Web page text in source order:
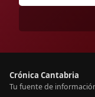
Crónica Cantabria
Tu fuente de